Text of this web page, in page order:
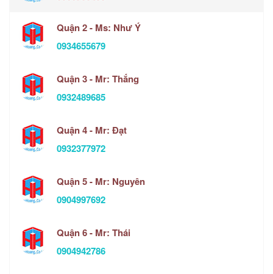
Quận 2 - Ms: Như Ý
0934655679
Quận 3 - Mr: Thắng
0932489685
Quận 4 - Mr: Đạt
0932377972
Quận 5 - Mr: Nguyên
0904997692
Quận 6 - Mr: Thái
0904942786